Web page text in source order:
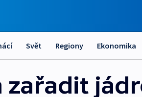
Svět Regiony Ekonomika
zařadit